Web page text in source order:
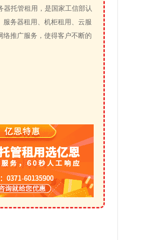
器托管租用，是国家工信部认
服务器租用、机柜租用、云服
推广服务，使得客户不断的